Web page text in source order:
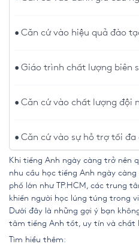
Căn cứ vào hiệu quả đào
Giáo trình chất lượng biên
Căn cứ vào chất lượng đội
Căn cứ vào sự hỗ trợ tối đa
Khi tiếng Anh ngày càng trở nên
nhu cầu học tiếng Anh ngày
phố lớn như TP.HCM, các trung
khiến người học lúng túng trong
Dưới đây là những gợi ý bạn
tâm tiếng Anh tốt, uy tín và chất
Tìm hiểu thêm: